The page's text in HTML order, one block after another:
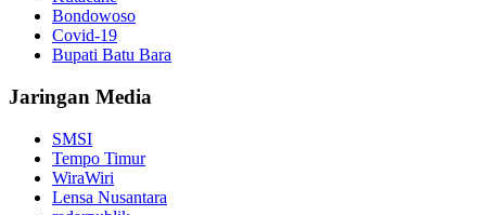
Bondowoso
Covid-19
Bupati Batu Bara
Jaringan Media
SMSI
Tempo Timur
WiraWiri
Lensa Nusantara